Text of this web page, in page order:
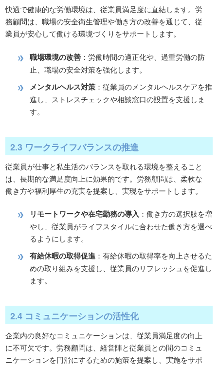
快適で健康的な労働環境は、従業員満足度に直結します。労
務顧問は、職場の安全衛生管理や働き方の改善を通じて、従
業員が安心して働ける環境づくりをサポートします。
職場環境の改善 ：労働時間の適正化や、過重労働の防
止、職場の安全対策を強化します。
メンタルヘルス対策 ：従業員のメンタルヘルスケアを推
進し、ストレスチェックや相談窓口の設置を支援しま
す。
2.3 ワークライフバランスの推進
従業員が仕事と私生活のバランスを取れる環境を整えること
は、長期的な満足度向上に効果的です。労務顧問は、柔軟な
働き方や福利厚生の充実を提案し、実現をサポートします。
リモートワークや在宅勤務の導入 ：働き方の選択肢を増
やし、従業員がライフスタイルに合わせた働き方を選べ
るようにします。
有給休暇の取得促進 ：有給休暇の取得率を向上させるた
めの取り組みを支援し、従業員のリフレッシュを促進し
ます。
2.4 コミュニケーションの活性化
企業内の良好なコミュニケーションは、従業員満足度の向上
に不可欠です。労務顧問は、経営陣と従業員との間のコミュ
ニケーションを円滑にするための施策を提案し、実施をサポ